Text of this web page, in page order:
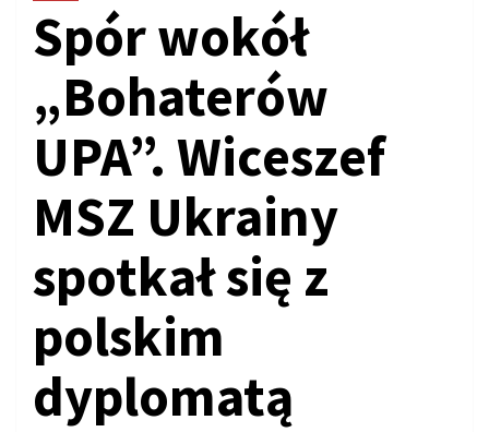
Spór wokół
„Bohaterów
UPA”. Wiceszef
MSZ Ukrainy
spotkał się z
polskim
dyplomatą